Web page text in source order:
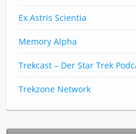
Ex Astris Scientia
Memory Alpha
Trekcast – Der Star Trek
Trekzone Network